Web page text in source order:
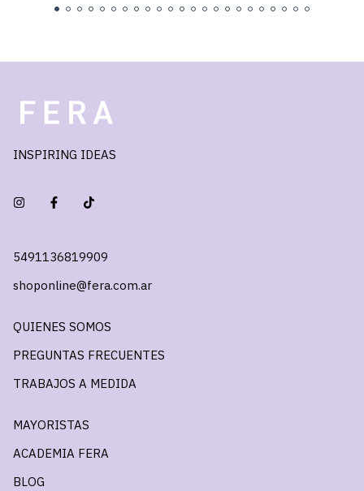
INSPIRING IDEAS
5491136819909
shoponline@fera.com.ar
QUIENES SOMOS
PREGUNTAS FRECUENTES
TRABAJOS A MEDIDA
MAYORISTAS
ACADEMIA FERA
BLOG